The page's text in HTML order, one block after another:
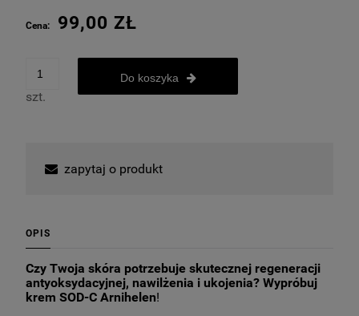
Cena: 99,00 ZŁ
szt.
Do koszyka
zapytaj o produkt
OPIS
Czy Twoja skóra potrzebuje skutecznej regeneracji
antyoksydacyjnej, nawilżenia i ukojenia? Wypróbuj
krem SOD-C Arnihelen!